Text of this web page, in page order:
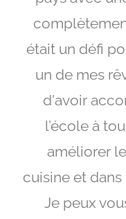
était un défi
un de mes
d'avoir
l’école à
améliorer
cuisine et
Je peux